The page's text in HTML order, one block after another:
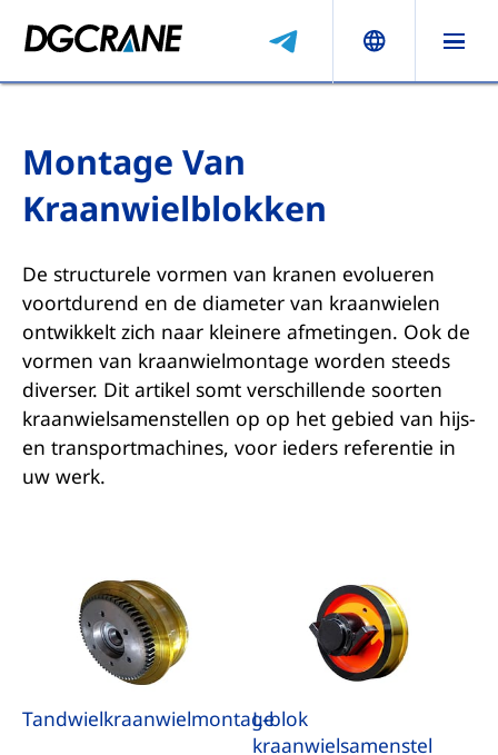
Montage Van
Kraanwielblokken
De structurele vormen van kranen evolueren
voortdurend en de diameter van kraanwielen
ontwikkelt zich naar kleinere afmetingen. Ook de
vormen van kraanwielmontage worden steeds
diverser. Dit artikel somt verschillende soorten
kraanwielsamenstellen op op het gebied van hijs-
en transportmachines, voor ieders referentie in
uw werk.
TandwielkraanwielmontageL-blok
kraanwielsamenstel